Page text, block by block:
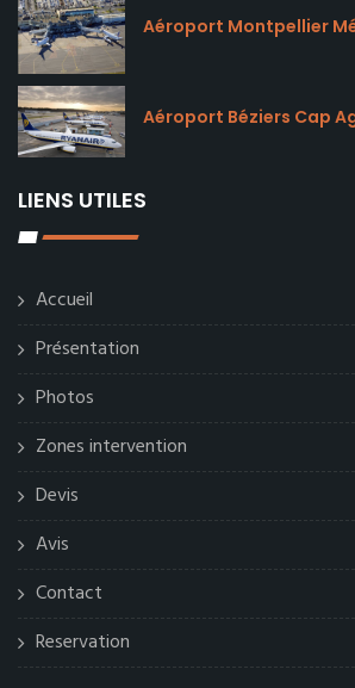
Aéroport Montpellier
Aéroport Béziers Cap
LIENS UTILES
Accueil
Présentation
Photos
Zones intervention
Devis
Avis
Contact
Reservation